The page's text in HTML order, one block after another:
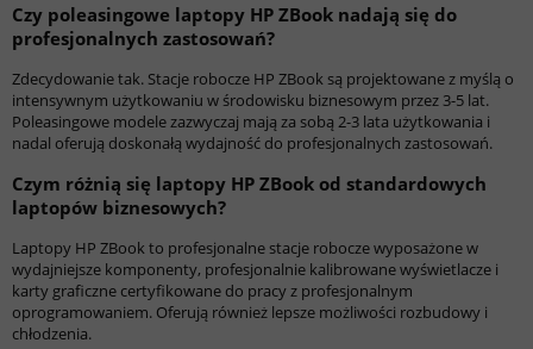
Czy poleasingowe laptopy HP ZBook nadają się do
profesjonalnych zastosowań?
Zdecydowanie tak. Stacje robocze HP ZBook są projektowane z myślą o
intensywnym użytkowaniu w środowisku biznesowym przez 3-5 lat.
Poleasingowe modele zazwyczaj mają za sobą 2-3 lata użytkowania i
nadal oferują doskonałą wydajność do profesjonalnych zastosowań.
Czym różnią się laptopy HP ZBook od standardowych
laptopów biznesowych?
Laptopy HP ZBook to profesjonalne stacje robocze wyposażone w
wydajniejsze komponenty, profesjonalnie kalibrowane wyświetlacze i
karty graficzne certyfikowane do pracy z profesjonalnym
oprogramowaniem. Oferują również lepsze możliwości rozbudowy i
chłodzenia.